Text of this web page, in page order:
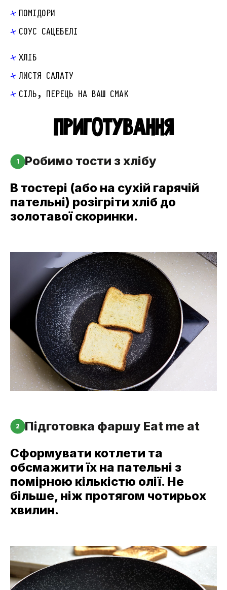
ПОМІДОРИ
СОУС САЦЕБЕЛІ
ХЛІБ
ЛИСТЯ САЛАТУ
СІЛЬ, ПЕРЕЦЬ НА ВАШ СМАК
ПРИГОТУВАННЯ
1
Робимо тости з хлібу
В тостері (або на сухій гарячій
пательні) розігріти хліб до
золотавої скоринки.
2
Підготовка фаршу Eat me at
Сформувати котлети та
обсмажити їх на пательні з
помірною кількістю олії. Не
більше, ніж протягом чотирьох
хвилин.